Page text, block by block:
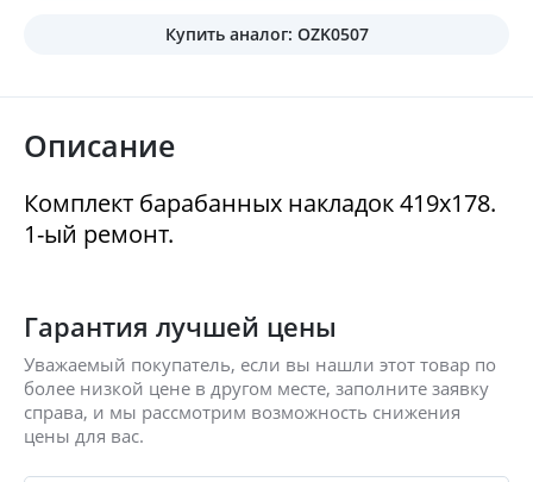
Купить аналог: OZK0507
Описание
Комплект барабанных накладок 419x178.
1-ый ремонт.
Гарантия лучшей цены
Уважаемый покупатель, если вы нашли этот товар по
более низкой цене в другом месте, заполните заявку
справа, и мы рассмотрим возможность снижения
цены для вас.